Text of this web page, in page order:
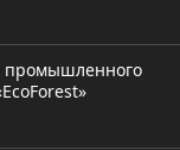
промышленного